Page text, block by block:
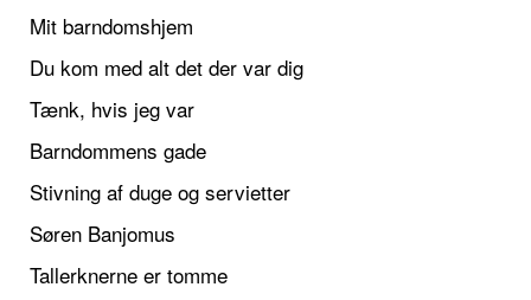
Mit barndomshjem
Du kom med alt det der var dig
Tænk, hvis jeg var
Barndommens gade
Stivning af duge og servietter
Søren Banjomus
Tallerknerne er tomme